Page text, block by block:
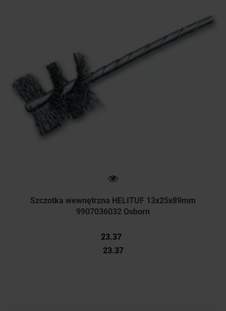
Szczotka wewnętrzna HELITUF 13x25x89mm
9907036032 Osborn
23.37
23.37